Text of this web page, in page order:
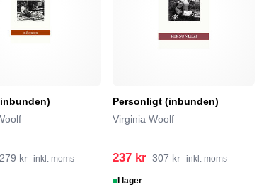
kr inkl. moms
Personligt (inbunden)
Virginia Woolf
237 kr 307 kr inkl. moms
I lager